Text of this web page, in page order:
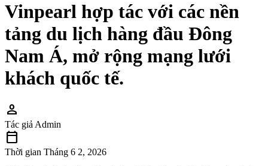
Vinpearl hợp tác với các nền
tảng du lịch hàng đầu Đông
Nam Á, mở rộng mạng lưới
khách quốc tế.
person
Tác giả Admin
calendar_today
Thời gian Tháng 6 2, 2026